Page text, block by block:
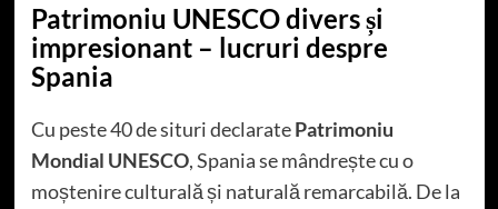
Patrimoniu UNESCO divers și
impresionant – lucruri despre
Spania
Cu peste 40 de situri declaratePatrimoniu
Mondial UNESCO, Spania se mândrește cu o
moștenire culturală și naturală remarcabilă. De la